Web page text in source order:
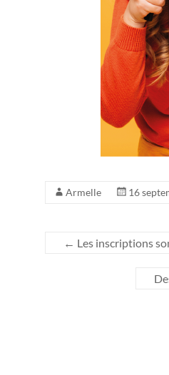
Armelle 16
← Les inscriptions